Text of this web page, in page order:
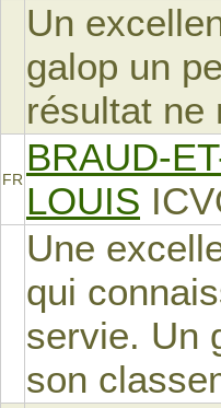
Un
galop un
résultat ne
FR
BRAUD-
LOUIS
Une
qui
servie. Un
son